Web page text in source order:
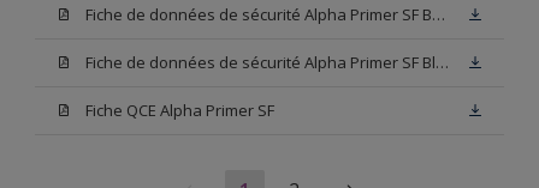
Fiche de données de sécurité Alpha Primer SF Base W05
Fiche de données de sécurité Alpha Primer SF Blanc
Fiche QCE Alpha Primer SF